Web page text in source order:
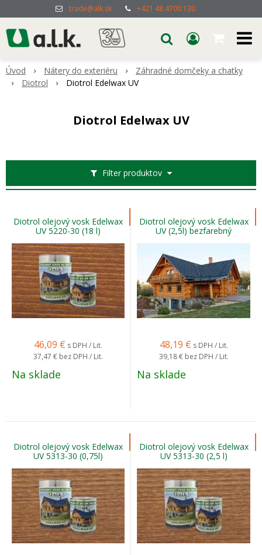
trade@alk.sk +421 48 4700 130
Úvod Nátery do exteriéru
Záhradné domčeky a chatky
Diotrol
Diotrol Edelwax UV
Diotrol Edelwax UV
Filter produktov
Diotrol olejový vosk Edelwax
UV 5220-30 (18 l)
46,09 € s DPH / Lit.
37,47 € bez DPH / Lit.
Na sklade
Diotrol olejový vosk Edelwax
UV (2,5l) bezfarebný
48,19 € s DPH / Lit.
39,18 € bez DPH / Lit.
Na sklade
Diotrol olejový vosk Edelwax
UV 5313-30 (0,75l)
Diotrol olejový vosk Edelwax
UV 5313-30 (2,5 l)